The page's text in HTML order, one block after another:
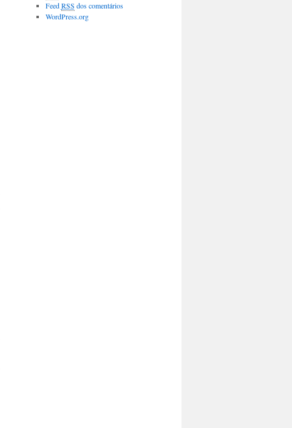
FeedRSS dos comentários
WordPress.org